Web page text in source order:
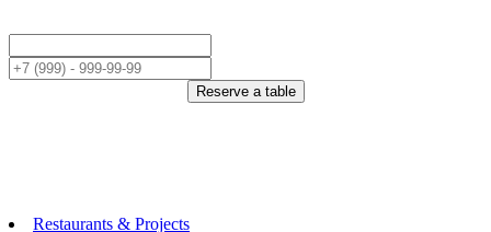
Reserve a table
Restaurants & Projects